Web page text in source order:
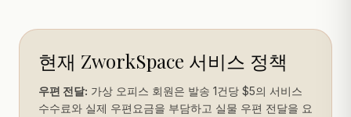
현재 ZworkSpace 서비스 정책
우편 전달: 가상 오피스 회원은 발송 1건당 $5의 서비스
수수료와 실제 우편요금을 부담하고 실물 우편 전달을 요